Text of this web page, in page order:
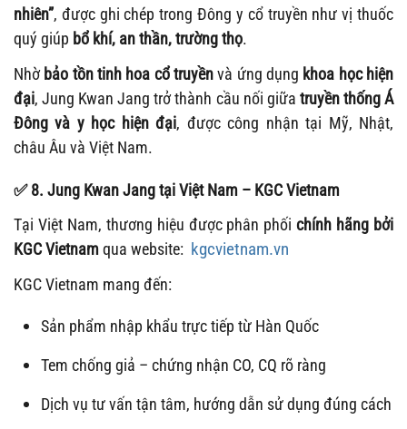
nhiên”, được ghi chép trong Đông y cổ truyền như vị thuốc
quý giúp bổ khí, an thần, trường thọ.
Nhờbảo tồn tinh hoa cổ truyềnvà ứng dụng khoa học hiện
đại, Jung Kwan Jang trở thành cầu nối giữa truyền thống Á
Đông và y học hiện đại, được công nhận tại Mỹ, Nhật,
châu Âu và Việt Nam.
✅ 8. Jung Kwan Jang tại Việt Nam – KGC Vietnam
Tại Việt Nam, thương hiệu được phân phốichính hãng bởi
KGC Vietnamqua website: kgcvietnam.vn
KGC Vietnam mang đến:
Sản phẩm nhập khẩu trực tiếp từ Hàn Quốc
Tem chống giả – chứng nhận CO, CQ rõ ràng
Dịch vụ tư vấn tận tâm, hướng dẫn sử dụng đúng cách